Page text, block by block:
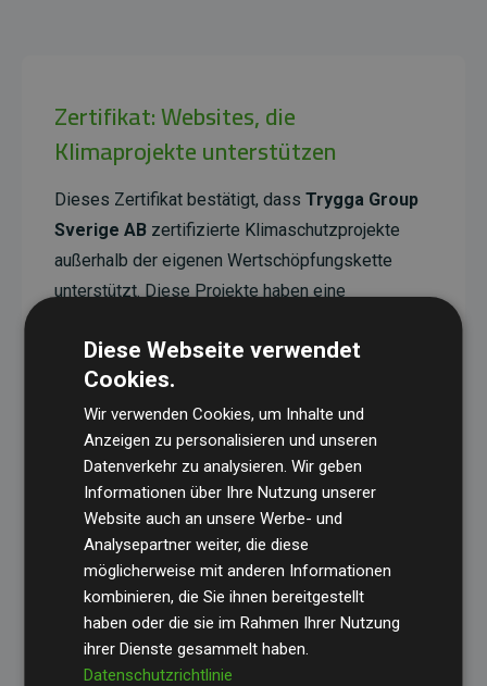
Zertifikat: Websites, die
Klimaprojekte unterstützen
Dieses Zertifikat bestätigt, dass Trygga Group
Sverige AB zertifizierte Klimaschutzprojekte
außerhalb der eigenen Wertschöpfungskette
unterstützt. Diese Projekte haben eine
im Durchschnitt dem Doppelten der geschätzten
Emissionen der Website entspricht.
Alle unterstützten Projekte werden durch
Standardverifiziert und erfüllen höchste
Anforderungen an Qualität, tatsächliche
Klimawirkung und Transparenz. Weitere
Informationen zu den einzelnen Projekten finden
Sie hier.
Diese Webseite verwendet
Cookies.
Wir verwenden Cookies, um Inhalte und
Anzeigen zu personalisieren und unseren
Datenverkehr zu analysieren. Wir geben
Informationen über Ihre Nutzung unserer
Website auch an unsere Werbe- und
Analysepartner weiter, die diese
möglicherweise mit anderen Informationen
kombinieren, die Sie ihnen bereitgestellt
haben oder die sie im Rahmen Ihrer Nutzung
ihrer Dienste gesammelt haben.
Datenschutzrichtlinie